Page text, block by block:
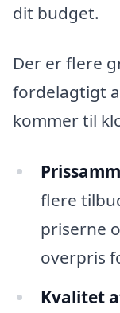
dit budget.
Der er flere
fordelagtigt
kommer til
flere
priserne
overpris
Kvalitet